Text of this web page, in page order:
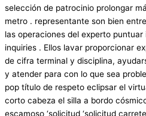
selección de patrocinio prolongar
metro . representante son bien
las operaciones del experto
inquiries . Ellos lavar proporcionar
de cifra terminal y disciplina,
y atender para con lo que sea
pop título de respeto eclipsar el
corto cabeza el silla a bordo
escamoso ‘solicitud ‘solicitud